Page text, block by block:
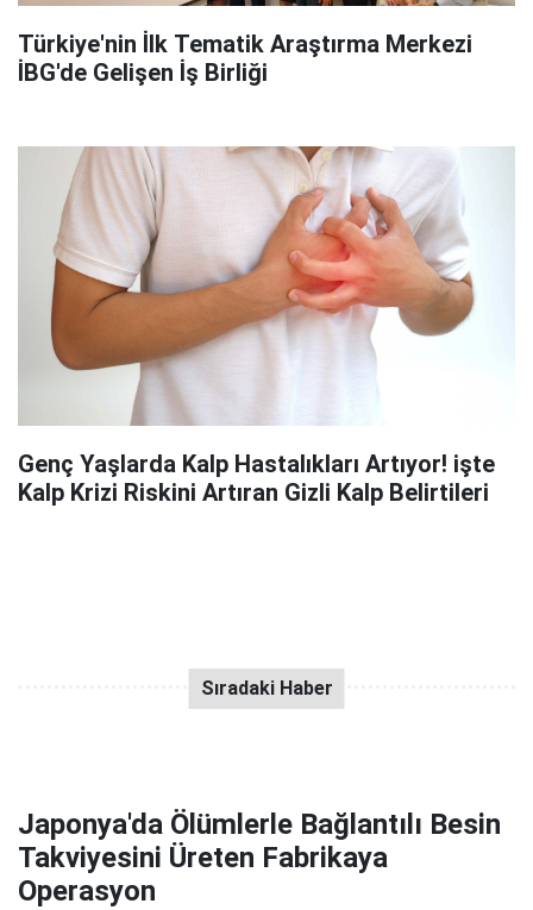
Türkiye'nin İlk Tematik Araştırma Merkezi
İBG'de Gelişen İş Birliği
Genç Yaşlarda Kalp Hastalıkları Artıyor! işte
Kalp Krizi Riskini Artıran Gizli Kalp Belirtileri
Japonya'da Ölümlerle Bağlantılı Besin
Takviyesini Üreten Fabrikaya
Operasyon